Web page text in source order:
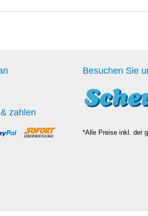
zahlen
Besuchen Sie
*Alle Preise inkl. der